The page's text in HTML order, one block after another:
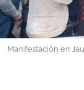
GALERÍAS
Manifestación en